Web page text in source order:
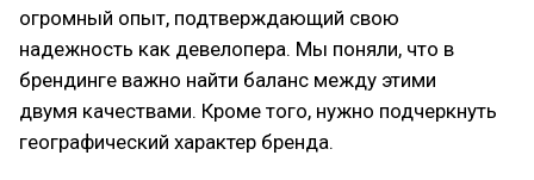
огромный опыт, подтверждающий свою
надежность как девелопера. Мы поняли, что в
брендинге важно найти баланс между этими
двумя качествами. Кроме того, нужно подчеркнуть
географический характер бренда.